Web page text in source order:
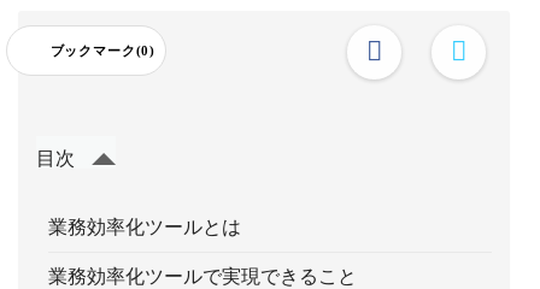
ブックマーク(0)
目次
業務効率化ツールとは
業務効率化ツールで実現できること